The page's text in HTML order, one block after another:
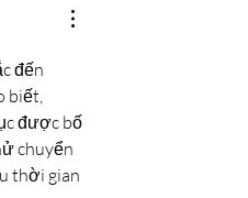
đến
biết,
được bố
chuyển
thời gian